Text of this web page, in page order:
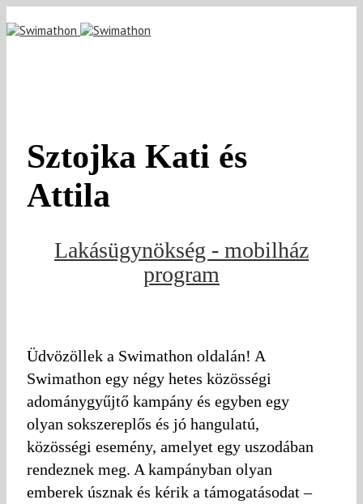
Sztojka Kati és
Attila
Lakásügynökség - mobilház
program
Üdvözöllek a Swimathon oldalán! A
Swimathon egy négy hetes közösségi
adománygyűjtő kampány és egyben egy
olyan sokszereplős és jó hangulatú,
közösségi esemény, amelyet egy uszodában
rendeznek meg. A kampányban olyan
emberek úsznak és kérik a támogatásodat –